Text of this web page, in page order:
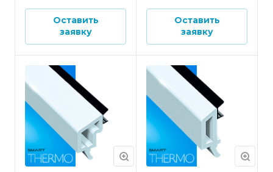
Оставить
заявку
Оставить
заявку